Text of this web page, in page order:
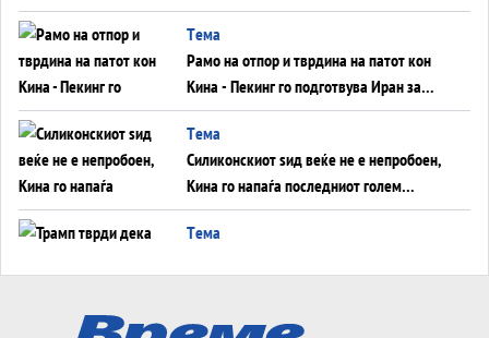
во Суец најавува глобален енергетски
инфаркт?
Tема
Рамо на отпор и тврдина на патот кон
Кина - Пекинг го подготвува Иран за
американска копнена инвазија
Tема
Силиконскиот ѕид веќе не е непробоен,
Кина го напаѓа последниот голем
монопол на Западот?
Tема
Tема